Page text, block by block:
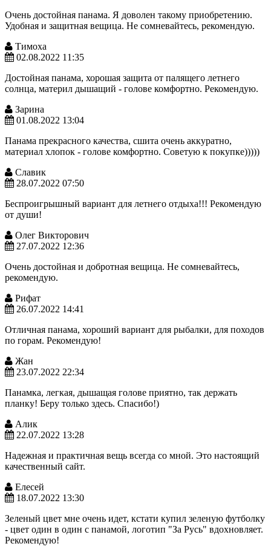
Очень достойная панама. Я доволен такому приобретению.
Удобная и защитная вещица. Не сомневайтесь, рекомендую.
Тимоха
02.08.2022 11:35
Достойная панама, хорошая защита от палящего летнего
солнца, материл дышащий - голове комфортно. Рекомендую.
Зарина
01.08.2022 13:04
Панама прекрасного качества, сшита очень аккуратно,
материал хлопок - голове комфортно. Советую к покупке)))))
Славик
28.07.2022 07:50
Беспроигрышный вариант для летнего отдыха!!! Рекомендую
от души!
Олег Викторович
27.07.2022 12:36
Очень достойная и добротная вещица. Не сомневайтесь,
рекомендую.
Рифат
26.07.2022 14:41
Отличная панама, хороший вариант для рыбалки, для походов
по горам. Рекомендую!
Жан
23.07.2022 22:34
Панамка, легкая, дышащая голове приятно, так держать
планку! Беру только здесь. Спасибо!)
Алик
22.07.2022 13:28
Надежная и практичная вещь всегда со мной. Это настоящий
качественный сайт.
Елесей
18.07.2022 13:30
Зеленый цвет мне очень идет, кстати купил зеленую футболку
- цвет один в один с панамой, логотип "За Русь" вдохновляет.
Рекомендую!